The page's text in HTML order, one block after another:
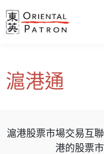
滬港通
滬港股票市場交易互
港的股票